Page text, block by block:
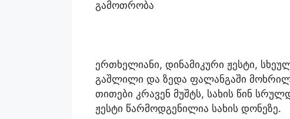
გამოთრობა
ერთხელიანი, დინამიკური ჟესტი,
გაშლილი და ზედა ფალანგაში
თითები კრავენ მუშტს, სახის წინ
ჟესტი წარმოდგენილია სახის დონეზე.